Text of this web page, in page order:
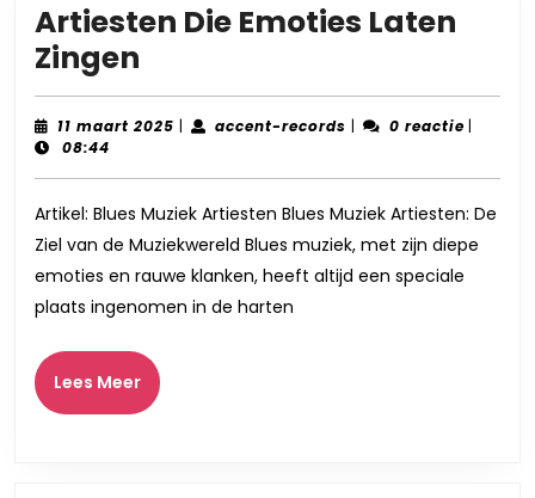
Artiesten Die Emoties Laten
Zingen
Ziel
van
Muziek:
Artiesten
Die
Emoties
Laten
Zingen
11 maart 2025 11| accent-records accent-
| 0 reactie |
08:44
Artikel: Blues Muziek Artiesten Blues Muziek Artiesten: De
Ziel van de Muziekwereld Blues muziek, met zijn diepe
emoties en rauwe klanken, heeft altijd een speciale
plaats ingenomen in de harten
Lees MeerLees
Meer